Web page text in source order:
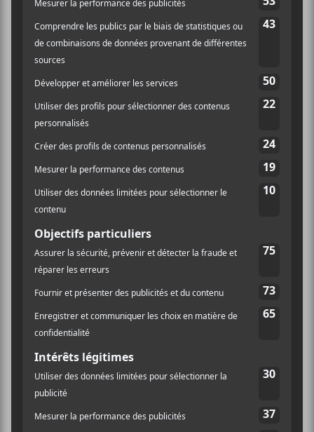
https://stream.fans.live
/collections/20210424
-bob-weir-and-wolf-
bros
concert virtuel | Série Rock le
Plaza
Chœur de chambre Tactus +